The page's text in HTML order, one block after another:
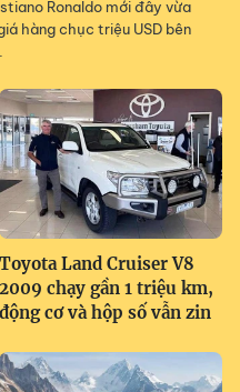
Ronaldo mới đây vừa
hàng chục triệu USD bên
Toyota Land Cruiser V8
2009 chạy gần 1 triệu km,
động cơ và hộp số vẫn zin